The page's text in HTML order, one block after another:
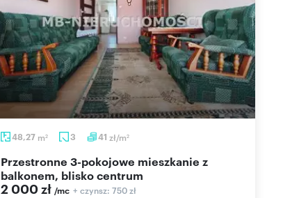
48,27 m2 3 41 zł/m2
Przestronne 3-pokojowe mieszkanie z
balkonem, blisko centrum
2 000 zł /mc + czynsz: 750 zł